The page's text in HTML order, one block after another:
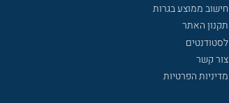
חישוב ממוצע בגרות
תקנון האתר
לסטודנטים
צור קשר
מדיניות הפרטיות